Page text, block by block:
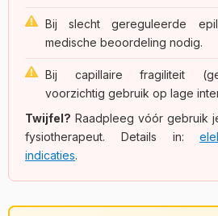
Bij slecht gereguleerde
medische beoordeling nodig.
Bij capillaire fragiliteit
voorzichtig gebruik op lage
Twijfel? Raadpleeg vóór gebruik
fysiotherapeut. Details in:
indicaties.